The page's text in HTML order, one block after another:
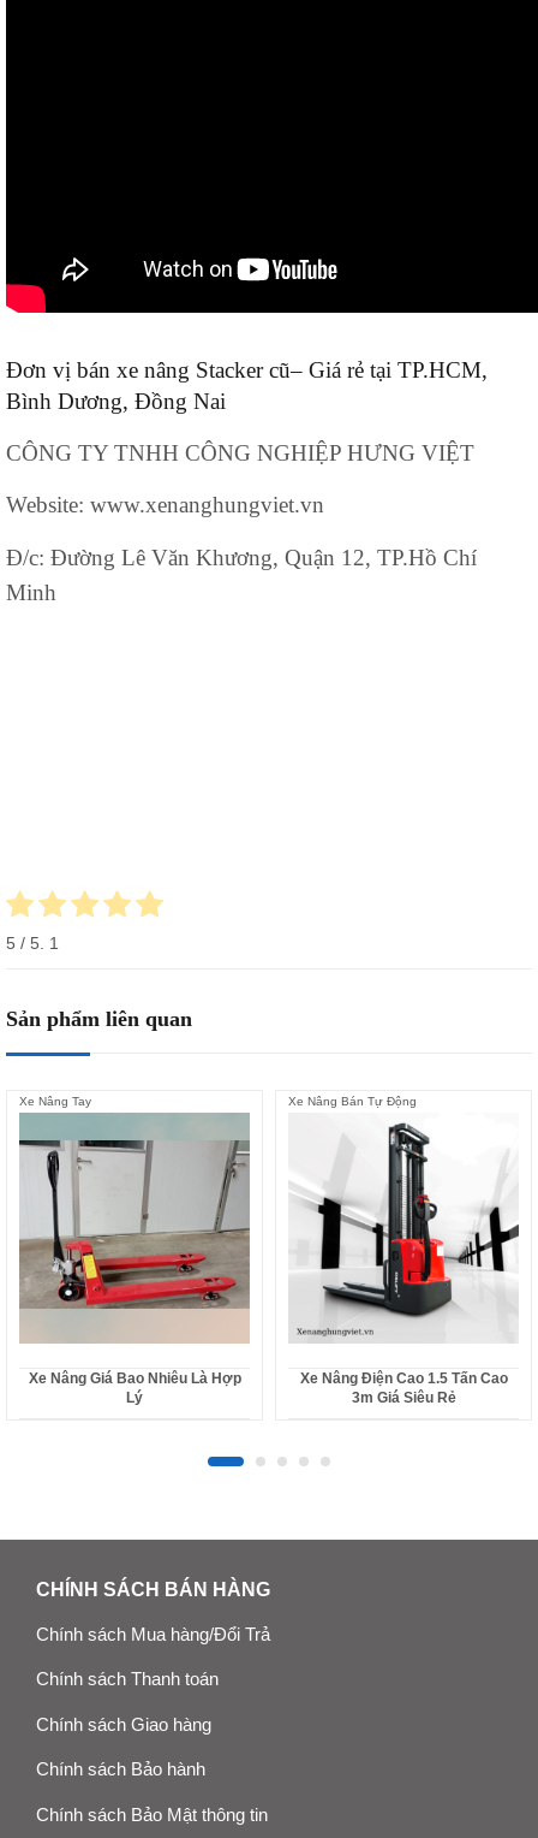
Đơn vị bán xe nâng Stacker cũ– Giá rẻ tại TP.HCM,
Bình Dương, Đồng Nai
CÔNG TY TNHH CÔNG NGHIỆP HƯNG VIỆT
Website: www.xenanghungviet.vn
Đ/c: Đường Lê Văn Khương, Quận 12, TP.Hồ Chí
Minh
5 / 5. 1
Sản phẩm liên quan
Xe Nâng Tay
Xe Nâng Giá Bao Nhiêu Là Hợp
Lý
Xe Nâng Bán Tự Động
Xe Nâng Điện Cao 1.5 Tấn Cao
3m Giá Siêu Rẻ
CHÍNH SÁCH BÁN HÀNG
Chính sách Mua hàng/Đổi Trả
Chính sách Thanh toán
Chính sách Giao hàng
Chính sách Bảo hành
Chính sách Bảo Mật thông tin